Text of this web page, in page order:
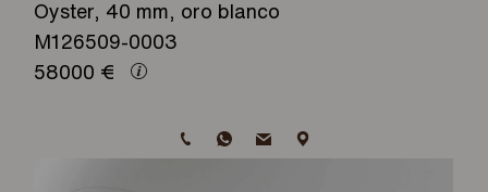
Oyster, 40 mm, oro blanco
M126509-0003
58000 €